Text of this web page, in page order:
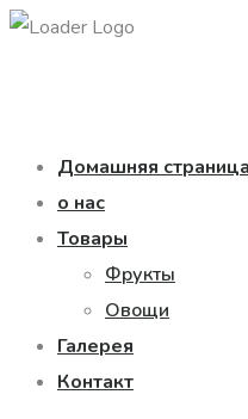
Домашняя страница
о нас
Товары
Фрукты
Овощи
Галерея
Контакт